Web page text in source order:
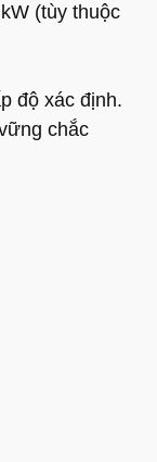
(tùy thuộc
độ xác định.
chắc